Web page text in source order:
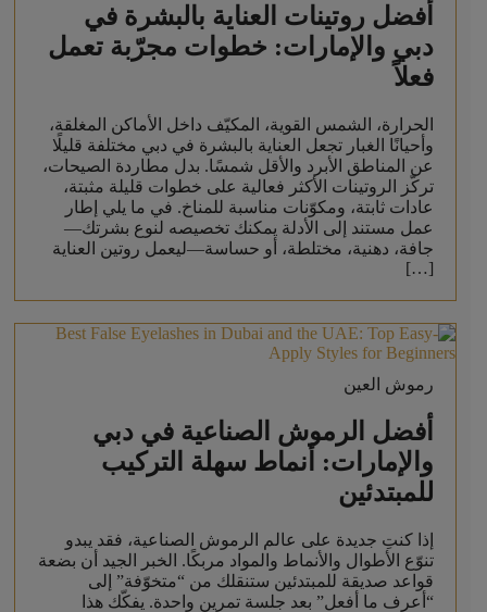
أفضل روتينات العناية بالبشرة في
دبي والإمارات: خطوات مجرّبة تعمل
فعلاً
الحرارة، الشمس القوية، المكيّف داخل الأماكن المغلقة،
وأحيانًا الغبار تجعل العناية بالبشرة في دبي مختلفة قليلًا
عن المناطق الأبرد والأقل شمسًا. بدل مطاردة الصيحات،
تركّز الروتينات الأكثر فعالية على خطوات قليلة مثبتة،
عادات ثابتة، ومكوّنات مناسبة للمناخ. في ما يلي إطار
عمل مستند إلى الأدلة يمكنك تخصيصه لنوع بشرتك—
جافة، دهنية، مختلطة، أو حساسة—ليعمل روتين العناية
[…]
رموش العين
أفضل الرموش الصناعية في دبي
والإمارات: أنماط سهلة التركيب
للمبتدئين
إذا كنتِ جديدة على عالم الرموش الصناعية، فقد يبدو
تنوّع الأطوال والأنماط والمواد مربكًا. الخبر الجيد أن بضعة
قواعد صديقة للمبتدئين ستنقلك من “متخوّفة” إلى
“أعرف ما أفعل” بعد جلسة تمرين واحدة. يفكّك هذا